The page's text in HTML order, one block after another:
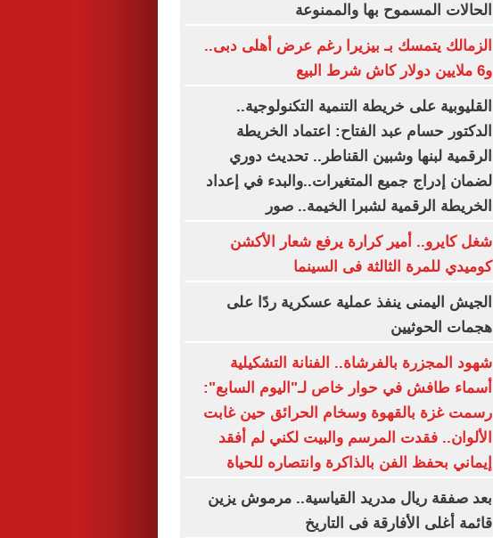
الحالات المسموح بها والممنوعة
الزمالك يتمسك بـ بيزيرا رغم عرض أهلى دبى..
و6 ملايين دولار كاش شرط البيع
القليوبية على خريطة التنمية التكنولوجية..
الدكتور حسام عبد الفتاح: اعتماد الخريطة
الرقمية لبنها وشبين القناطر.. تحديث دوري
لضمان إدراج جميع المتغيرات..والبدء في إعداد
الخريطة الرقمية لشبرا الخيمة.. صور
شغل كايرو.. أمير كرارة يرفع شعار الأكشن
كوميدي للمرة الثالثة فى السينما
الجيش اليمنى ينفذ عملية عسكرية ردًا على
هجمات الحوثيين
شهود المجزرة بالفرشاة.. الفنانة التشكيلية
أسماء طافش في حوار خاص لـ"اليوم السابع":
رسمت غزة بالقهوة وسخام الحرائق حين غابت
الألوان.. فقدت المرسم والبيت لكني لم أفقد
إيماني بحفظ الفن بالذاكرة وانتصاره للحياة
بعد صفقة ريال مدريد القياسية.. مرموش يزين
قائمة أغلى الأفارقة فى التاريخ